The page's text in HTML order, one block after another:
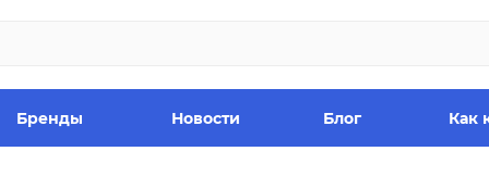
Бренды Новости Блог Как